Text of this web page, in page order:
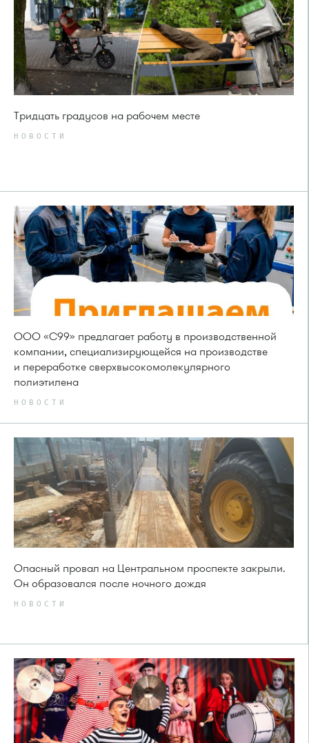
Тридцать градусов на рабочем месте
НОВОСТИ
ООО «С99» предлагает работу в производственной
компании, специализирующейся на производстве
и переработке сверхвысокомолекулярного
полиэтилена
НОВОСТИ
Опасный провал на Центральном проспекте закрыли.
Он образовался после ночного дождя
НОВОСТИ